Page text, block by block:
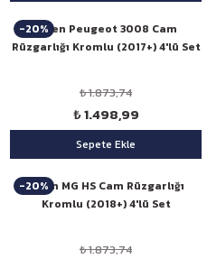
-20%Niken Peugeot 3008 Cam
Rüzgarlığı Kromlu (2017+) 4'lü Set
₺ 1.873,74
₺ 1.498,99
Sepete Ekle
-20%
Niken MG HS Cam Rüzgarlığı
Kromlu (2018+) 4'lü Set
₺ 1.873,74